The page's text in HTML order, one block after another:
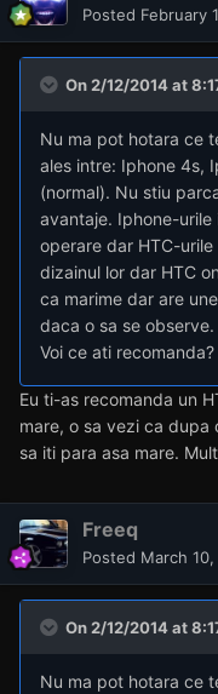
Posted February
On 2/12/2014 at
Nu ma pot hotara ce
ales intre: Iphone 4s,
(normal). Nu stiu
avantaje. Iphone-
operare dar HTC-
dizainul lor dar HTC
ca marime dar are
daca o sa se
Voi ce ati recomanda?
Eu ti-as recomanda un
mare, o sa vezi ca dupa
sa iti para asa mare.
Freeq
Posted March
On 2/12/2014 at
Nu ma pot hotara ce